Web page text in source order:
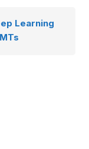
Learning